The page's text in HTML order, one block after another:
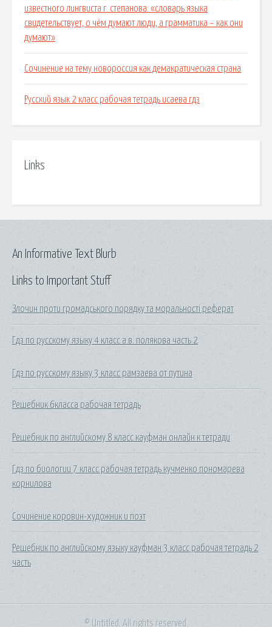
известного лингвиста г. степанова: «словарь языка
свидетельствует, о чём думают люди, а грамматика – как они
думают»
Сочинение на тему новороссия как демакратическая страна
Русский язык 2 класс рабочая тетрадь исаева гдз
Links
Links to Important Stuff
Злочин проти громадського порядку та моральності реферат
Гдз по русскому языку 4 класс а.в. полякова часть 2
Гдз по русскому языку 3 класс рамзаева от путина
Решебник 6класса рабочая тетрадь
Решебник по английскому 8 класс кауфман онлайн к тетради
Гдз по биологии 7 класс рабочая тетрадь кучменко пономарева
корнилова
Сочинение коровин-художник и поэт
Решебник по английскому языку кауфман 3 класс рабочая тетрадь 2
часть
An Informative Text Blurb
© Untitled. All rights reserved.